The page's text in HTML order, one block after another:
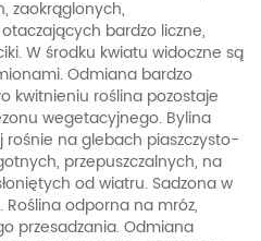
zaokrąglonych,
bardzo liczne,
W środku kwiatu widoczne są
Odmiana bardzo
kwitnieniu roślina pozostaje
wegetacyjnego. Bylina
na glebach piaszczysto-
przepuszczalnych, na
od wiatru. Sadzona w
Roślina odporna na mróz,
przesadzania. Odmiana